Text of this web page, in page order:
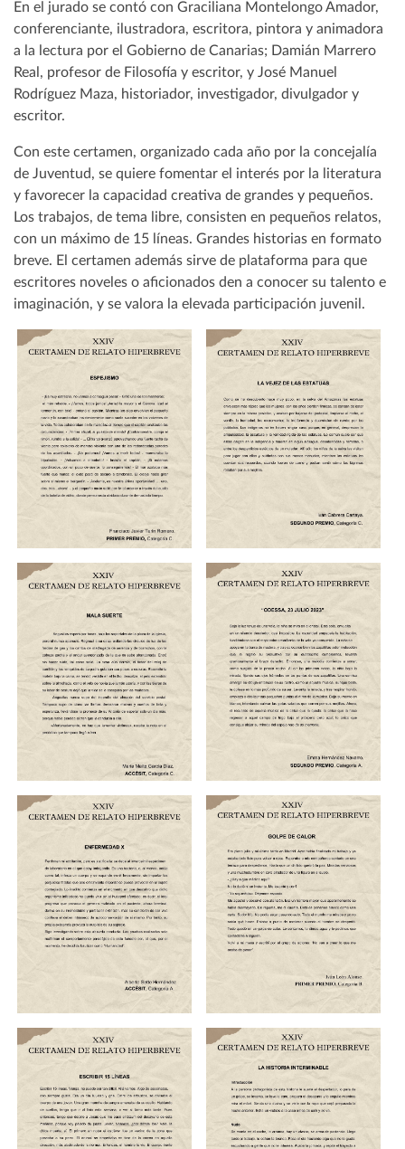
En el jurado se contó con Graciliana Montelongo Amador,
conferenciante, ilustradora, escritora, pintora y animadora
a la lectura por el Gobierno de Canarias; Damián Marrero
Real, profesor de Filosofía y escritor, y José Manuel
Rodríguez Maza, historiador, investigador, divulgador y
escritor.
Con este certamen, organizado cada año por la concejalía
de Juventud, se quiere fomentar el interés por la literatura
y favorecer la capacidad creativa de grandes y pequeños.
Los trabajos, de tema libre, consisten en pequeños relatos,
con un máximo de 15 líneas. Grandes historias en formato
breve. El certamen además sirve de plataforma para que
escritores noveles o aficionados den a conocer su talento e
imaginación, y se valora la elevada participación juvenil.